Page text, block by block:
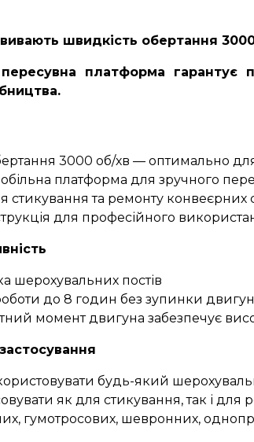
швидкість обертання
платформа гарантує
3000 об/хв — оптимально
платформа для зручного
стикування та ремонту конвеєрних
для професійного
шерохувальних постів
до 8 годин без зупинки
момент двигуна забезпечує
будь-який
як для стикування, так і для
гумотросових, шевронних,